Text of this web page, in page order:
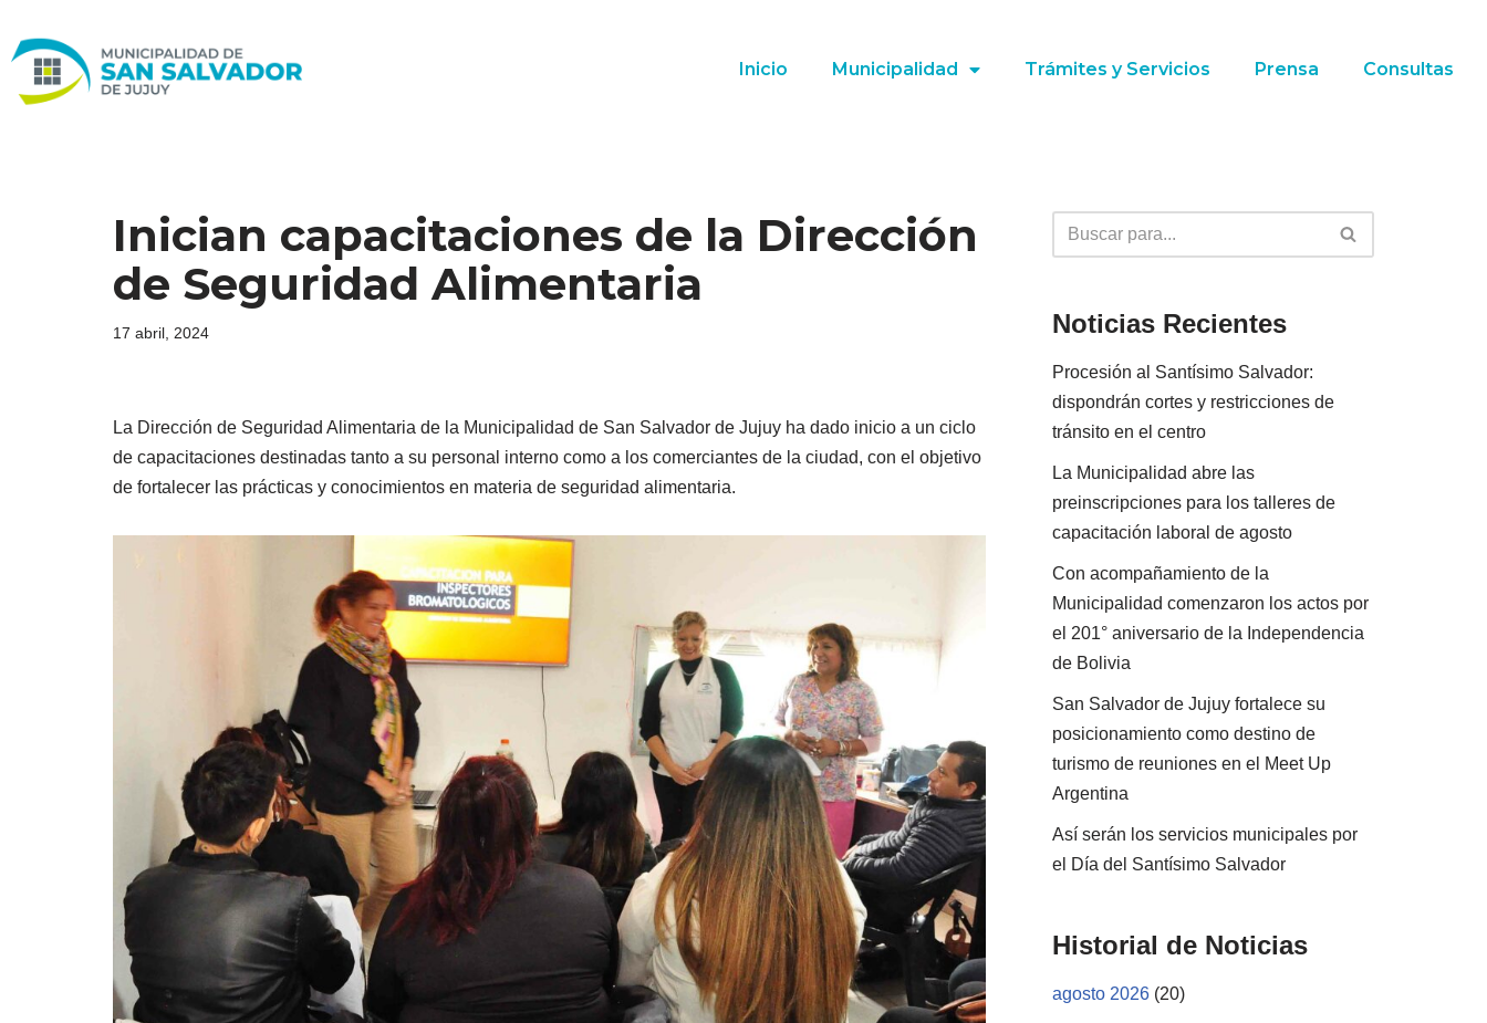
Ir
al
Inicio Municipalidad Trámites y Servicios Prensa Consultas
Inician capacitaciones de la Dirección
de Seguridad Alimentaria
17 abril, 2024
La Dirección de Seguridad Alimentaria de la Municipalidad de San Salvador de Jujuy ha dado inicio a un ciclo
de capacitaciones destinadas tanto a su personal interno como a los comerciantes de la ciudad, con el objetivo
de fortalecer las prácticas y conocimientos en materia de seguridad alimentaria.
Noticias Recientes
Procesión al Santísimo Salvador:
dispondrán cortes y restricciones de
tránsito en el centro
La Municipalidad abre las
preinscripciones para los talleres de
capacitación laboral de agosto
Con acompañamiento de la
Municipalidad comenzaron los actos por
el 201° aniversario de la Independencia
de Bolivia
San Salvador de Jujuy fortalece su
posicionamiento como destino de
turismo de reuniones en el Meet Up
Argentina
Así serán los servicios municipales por
el Día del Santísimo Salvador
Historial de Noticias
agosto 2026 (20)